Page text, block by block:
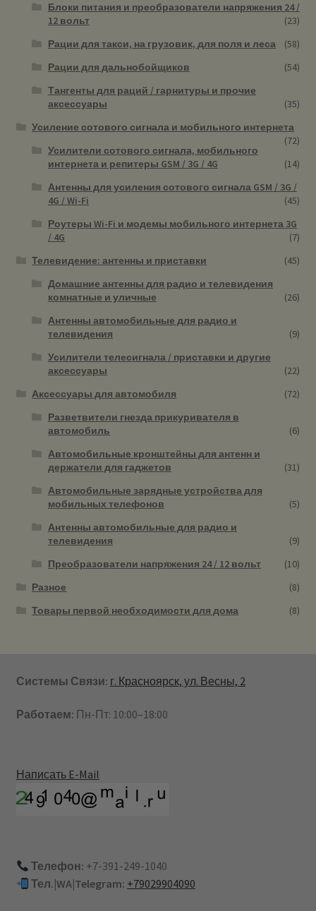
Блоки питания и преобразователи напряжения 24 /
12 вольт
(23)
Рации для такси, на грузовик, для поля и леса
(58)
Рации для дальнобойщиков
(54)
Тангенты для раций / гарнитуры и прочие
аксессуары
(35)
Усиление сотового сигнала и мобильного интернета
(72)
Усилители сотового сигнала, мобильного
интернета и репитеры GSM / 3G / 4G
(14)
Антенны для усиления сотового сигнала GSM / 3G /
4G / Wi-Fi
(45)
Роутеры Wi-Fi и модемы мобильного интернета 3G
/ 4G
(7)
Телевидение: антенны и приставки
(45)
Домашние антенны для радио и телевидения
комнатные и уличные
(26)
Антенны автомобильные для радио и
телевидения
(9)
Усилители телесигнала / приставки и другие
аксессуары
(22)
Аксессуары для автомобиля
(72)
Разветвители гнезда прикуривателя в
автомобиль
(6)
Автомобильные кронштейны для антенн и
держатели для гаджетов
(31)
Автомобильные зарядные устройства для
мобильных телефонов
(5)
Антенны автомобильные для радио и
телевидения
(9)
Преобразователи напряжения 24 / 12 вольт
(10)
Разное
(8)
Товары первой необходимости для дома
(8)
Системы Связи: г. Красноярск, ул. Весны, 2
Работаем: Пн-Пт: 10:00–18:00
Написать E-Mail
Телефон: +7-391-249-1040
Тел.|WA|Telegram: +79029904090